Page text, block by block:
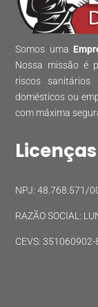
Somos uma
Nossa missão é
riscos sanitários
domésticos ou
com máxima
Licenças
NPJ: 48.768.571/
RAZÃO SOCIAL:
CEVS: